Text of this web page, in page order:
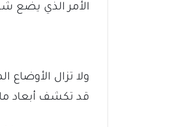
الأمر الذي يضع
ولا تزال
قد تكشف أبعاد